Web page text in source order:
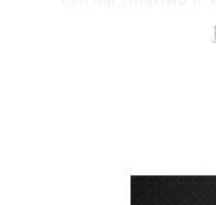
На все работы и
предоставляется